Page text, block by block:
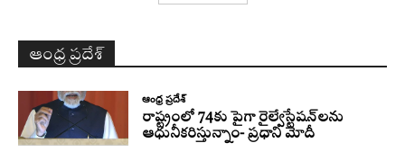
ఆంధ్ర ప్రదేశ్
ఆంధ్ర ప్రదేశ్
రాష్ట్రంలో 74కు పైగా రైల్వేస్టేషన్‌లను
ఆధునీకరిస్తున్నాం- ప్రధాని మోదీ